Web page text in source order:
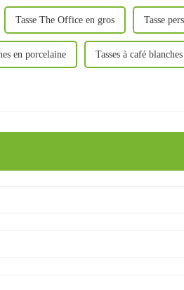
Tasse The Office en gros Tasse
en porcelaine Tasses à café